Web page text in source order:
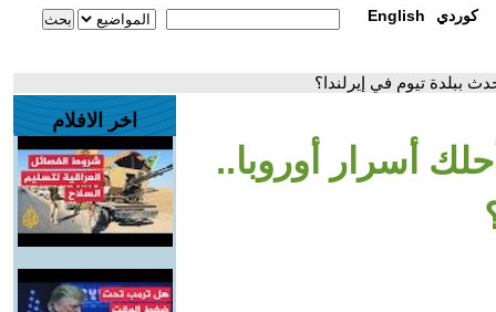
English كوردي
ببلدة تيوم في إيرلندا؟
أسرار أوروبا..
اخر الافلام